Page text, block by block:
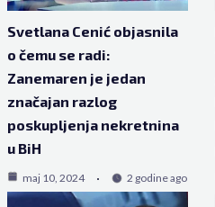
Svetlana Cenić objasnila
o čemu se radi:
Zanemaren je jedan
značajan razlog
poskupljenja nekretnina
u BiH
maj 10, 2024 2 godine ago